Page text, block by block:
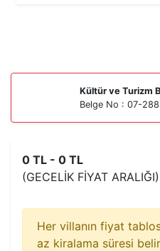
Kültür ve Turizm
Belge No : 07-
0 TL - 0 TL
(GECELIK FIYAT ARALIĞI)
Her villanın fiyat
az kiralama süresi